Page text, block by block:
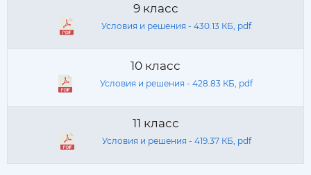
9 класс
Условия и решения - 430.13 КБ, pdf
10 класс
Условия и решения - 428.83 КБ, pdf
11 класс
Условия и решения - 419.37 КБ, pdf